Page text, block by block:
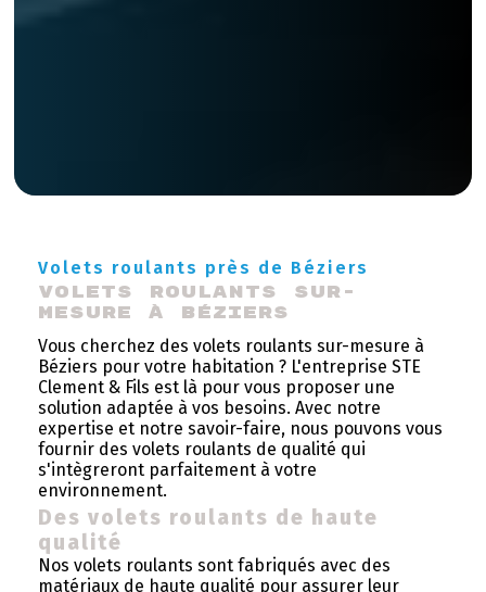
Volets roulants près de Béziers
Volets roulants sur-
mesure à Béziers
Vous cherchez des volets roulants sur-mesure à
Béziers pour votre habitation ? L'entreprise STE
Clement & Fils est là pour vous proposer une
solution adaptée à vos besoins. Avec notre
expertise et notre savoir-faire, nous pouvons vous
fournir des volets roulants de qualité qui
s'intègreront parfaitement à votre
environnement.
Des volets roulants de haute
qualité
Nos volets roulants sont fabriqués avec des
matériaux de haute qualité pour assurer leur